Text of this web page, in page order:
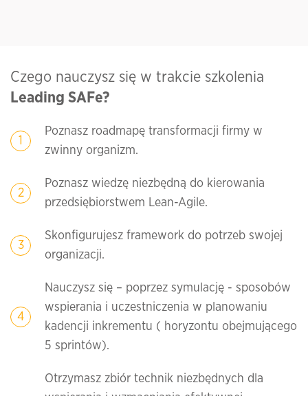
Czego nauczysz się w trakcie szkolenia
Leading SAFe?
Poznasz roadmapę transformacji firmy w
zwinny organizm.
Poznasz wiedzę niezbędną do kierowania
przedsiębiorstwem Lean-Agile.
Skonfigurujesz framework do potrzeb swojej
organizacji.
Nauczysz się – poprzez symulację - sposobów
wspierania i uczestniczenia w planowaniu
kadencji inkrementu ( horyzontu obejmującego
5 sprintów).
Otrzymasz zbiór technik niezbędnych dla